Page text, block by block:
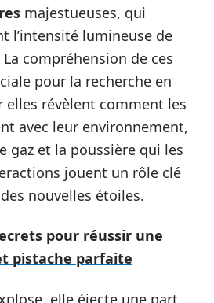
majestueuses, qui
l’intensité lumineuse de
compréhension de ces
pour la recherche en
elles révèlent comment les
avec leur environnement,
gaz et la poussière qui les
jouent un rôle clé
nouvelles étoiles.
pour réussir une
pistache parfaite
elle éjecte une part